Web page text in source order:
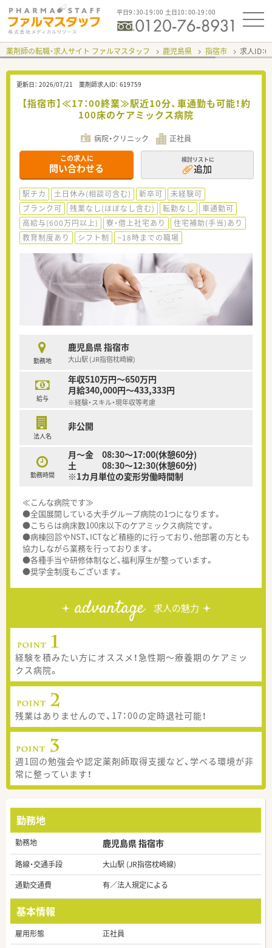
平日9：30-19：00 土日10：00-19：00
薬剤師の転職・求人サイト ファルマスタッフ 鹿児島県 指宿市 求人ID：
更新日： 2026/07/21 薬剤師求人ID： 619759
【指宿市】≪17：00終業≫駅近10分、車通勤も可能！約
100床のケアミックス病院
病院・クリニック 正社員
この求人に
問い合わせる
検討リストに
追加
駅チカ 土日休み(相談可含む) 新卒可
未経験可
ブランク可
残業なし(ほぼなし含む) 転勤なし
車通勤可
高給与(600万円以上)
寮・借上社宅あり
住宅補助(手当)あり
教育制度あり
シフト制 ~18時までの職場
勤務地
鹿児島県 指宿市
大山駅 (JR指宿枕崎線)
給与
年収510万円～650万円
月給340,000円～433,333円
※経験・スキル・現年収等考慮
法人名
非公開
勤務時間
月～金 08:30～17:00(休憩60分)
土 08:30～12:30(休憩60分)
※1カ月単位の変形労働時間制
≪こんな病院です≫
●全国展開している大手グループ病院の1つになります。
●こちらは病床数100床以下のケアミックス病院です。
●病棟回診やNST、ICTなど積極的に行っており、他部署の方とも
協力しながら業務を行っております。
●各種手当や研修体制など、福利厚生が整っています。
●奨学金制度もございます。
advantage 求人の魅力
経験を積みたい方にオススメ！急性期～療養期のケアミッ
クス病院。
残業はありませんので、17：00の定時退社可能！
週1回の勉強会や認定薬剤師取得支援など、学べる環境が非
常に整っています！
勤務地
勤務地 鹿児島県 指宿市
路線・交通手段
大山駅 (JR指宿枕崎線)
通勤交通費
有／法人規定による
基本情報
雇用形態
正社員